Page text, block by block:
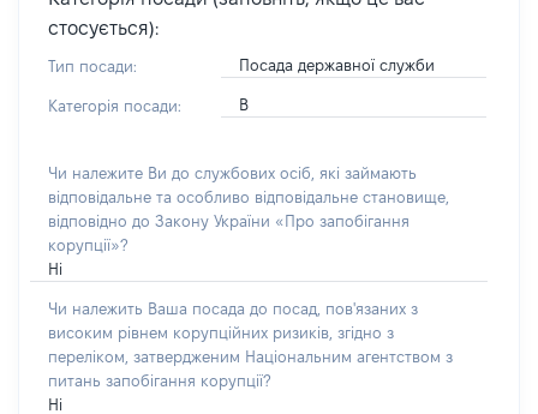
стосується):
Тип посади: Посада державної служби
Категорія посади: В
Чи належите Ви до службових осіб, які займають
відповідальне та особливо відповідальне становище,
відповідно до Закону України «Про запобігання
корупції»?
Ні
Чи належить Ваша посада до посад, пов'язаних з
високим рівнем корупційних ризиків, згідно з
переліком, затвердженим Національним агентством з
питань запобігання корупції?
Ні